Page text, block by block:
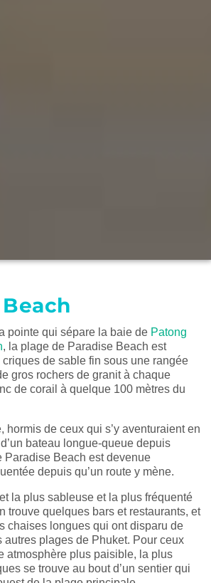
pointe qui sépare la baie de Patong
, la plage de Paradise Beach est
de sable fin sous une rangée
gros rochers de granit à chaque
de corail à quelque 100 mètres du
hormis de ceux qui s’y aventuraient en
bateau longue-queue depuis
Paradise Beach est devenue
depuis qu’un route y mène.
la plus sableuse et la plus fréquenté
trouve quelques bars et restaurants, et
chaises longues qui ont disparu de
autres plages de Phuket. Pour ceux
atmosphère plus paisible, la plus
se trouve au bout d’un sentier qui